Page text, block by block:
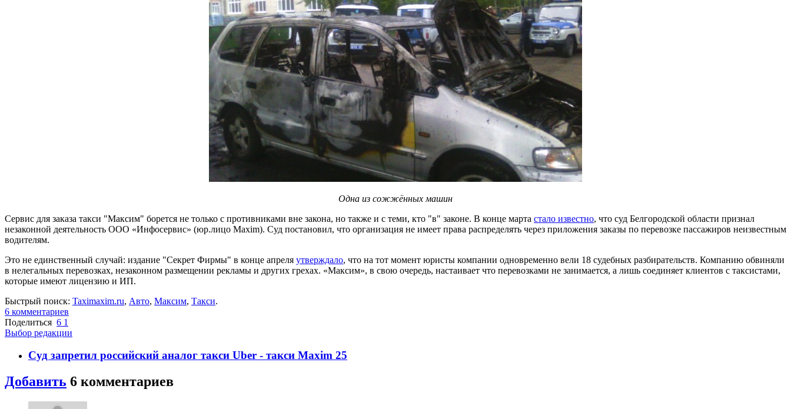
Одна из сожжённых машин
Сервис для заказа такси "Максим" борется не только с противниками вне закона, но также и с теми, кто "в" законе. В конце марта стало известно, что суд Белгородской области признал
незаконной деятельность ООО «Инфосервис» (юр.лицо Maxim). Суд постановил, что организация не имеет права распределять через приложения заказы по перевозке пассажиров неизвестным
водителям.
Это не единственный случай: издание "Секрет Фирмы" в конце апреля утверждало, что на тот момент юристы компании одновременно вели 18 судебных разбирательств. Компанию обвиняли
в нелегальных перевозках, незаконном размещении рекламы и других грехах. «Максим», в свою очередь, настаивает что перевозками не занимается, а лишь соединяет клиентов с таксистами,
которые имеют лицензию и ИП.
Быстрый поиск: Taximaxim.ru, Авто, Максим, Такси.
6 комментариев
Поделиться 6 1
Выбор редакции
Суд запретил российский аналог такси Uber - такси Maxim 25
Добавить 6 комментариев